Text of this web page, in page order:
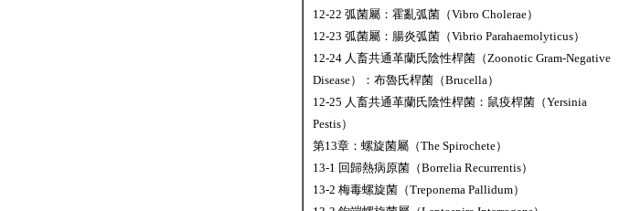
12-22 弧菌屬：霍亂弧菌（Vibro Cholerae）
12-23 弧菌屬：腸炎弧菌（Vibrio Parahaemolyticus）
12-24 人畜共通革蘭氏陰性桿菌（Zoonotic Gram-Negative
Disease）：布魯氏桿菌（Brucella）
12-25 人畜共通革蘭氏陰性桿菌：鼠疫桿菌（Yersinia
Pestis）
第13章：螺旋菌屬（The Spirochete）
13-1 回歸熱病原菌（Borrelia Recurrentis）
13-2 梅毒螺旋菌（Treponema Pallidum）